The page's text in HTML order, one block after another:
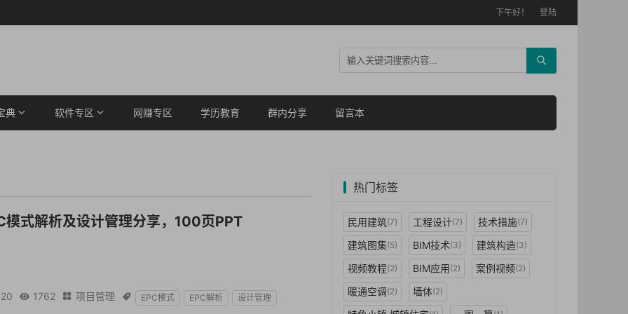
下午好！ 登陆
典 软件专区 网赚专区 学历教育 群内分享 留言本
模式解析及设计管理分享，100页PPT
 1762  项目管理  EPC模式 EPC解析 设计管理
热门标签
民用建筑(7) 工程设计(7) 技术措施(7)
建筑图集(5) BIM技术(3) 建筑构造(3)
视频教程(2) BIM应用(2) 案例视频(2)
暖通空调(2) 墙体(2)